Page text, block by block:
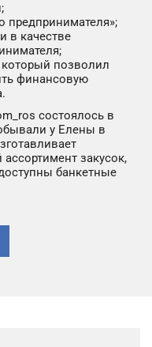
предпринимателя»;
в качестве
который позволил
финансовую
состоялось в
у Елены в
закусок,
банкетные